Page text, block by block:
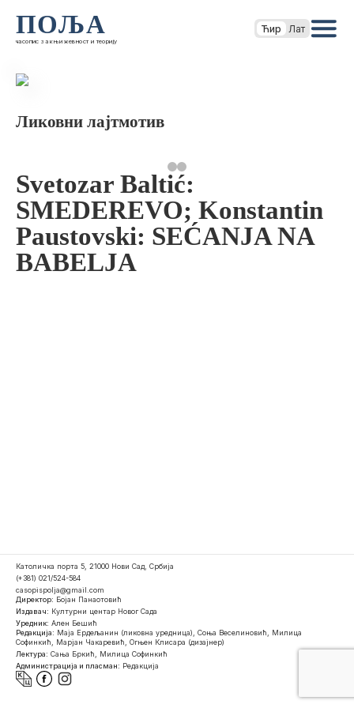
ПОЉА
часопис за књижевност и теорију
Ћир Лат
Ликовни лајтмотив
Svetozar Baltić:
SMEDEREVO; Konstantin
Paustovski: SEĆANJA NA
BABELJA
Католичка порта 5, 21000 Нови Сад, Србија
(+381) 021/524-584
casopispolja@gmail.com
Директор: Бојан Панаотовић
Издавач: Културни центар Новог Сада
Уредник: Ален Бешић
Редакција: Маја Ердељанин (ликовна уредница), Соња Веселиновић, Милица
Софинкић, Марјан Чакаревић, Огњен Клисара (дизајнер)
Лектура: Сања Бркић, Милица Софинкић
Администрација и пласман: Редакција